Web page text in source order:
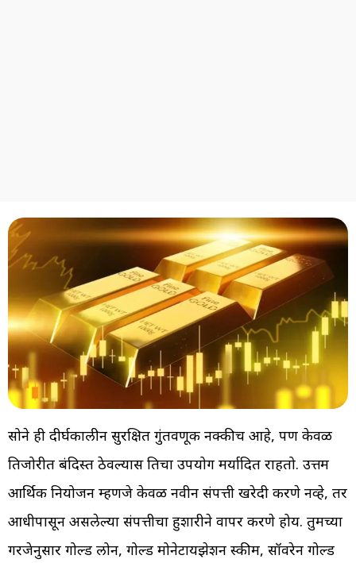
सोने ही दीर्घकालीन सुरक्षित गुंतवणूक नक्कीच आहे, पण केवळ
तिजोरीत बंदिस्त ठेवल्यास तिचा उपयोग मर्यादित राहतो. उत्तम
आर्थिक नियोजन म्हणजे केवळ नवीन संपत्ती खरेदी करणे नव्हे, तर
आधीपासून असलेल्या संपत्तीचा हुशारीने वापर करणे होय. तुमच्या
गरजेनुसार गोल्ड लोन, गोल्ड मोनेटायझेशन स्कीम, सॉवरेन गोल्ड